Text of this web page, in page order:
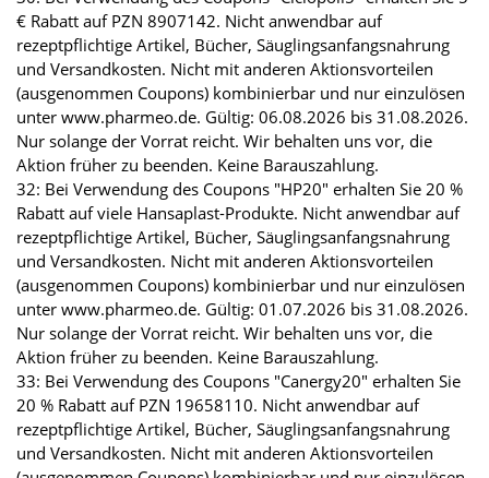
€ Rabatt auf PZN 8907142. Nicht anwendbar auf
rezeptpflichtige Artikel, Bücher, Säuglingsanfangsnahrung
und Versandkosten. Nicht mit anderen Aktionsvorteilen
(ausgenommen Coupons) kombinierbar und nur einzulösen
unter www.pharmeo.de. Gültig: 06.08.2026 bis 31.08.2026.
Nur solange der Vorrat reicht. Wir behalten uns vor, die
Aktion früher zu beenden. Keine Barauszahlung.
32: Bei Verwendung des Coupons "HP20" erhalten Sie 20 %
Rabatt auf viele Hansaplast-Produkte. Nicht anwendbar auf
rezeptpflichtige Artikel, Bücher, Säuglingsanfangsnahrung
und Versandkosten. Nicht mit anderen Aktionsvorteilen
(ausgenommen Coupons) kombinierbar und nur einzulösen
unter www.pharmeo.de. Gültig: 01.07.2026 bis 31.08.2026.
Nur solange der Vorrat reicht. Wir behalten uns vor, die
Aktion früher zu beenden. Keine Barauszahlung.
33: Bei Verwendung des Coupons "Canergy20" erhalten Sie
20 % Rabatt auf PZN 19658110. Nicht anwendbar auf
rezeptpflichtige Artikel, Bücher, Säuglingsanfangsnahrung
und Versandkosten. Nicht mit anderen Aktionsvorteilen